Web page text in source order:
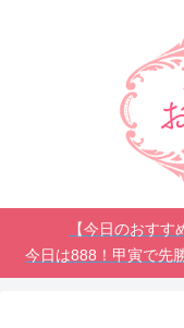
【今日のおすす
今日は888！甲寅で先